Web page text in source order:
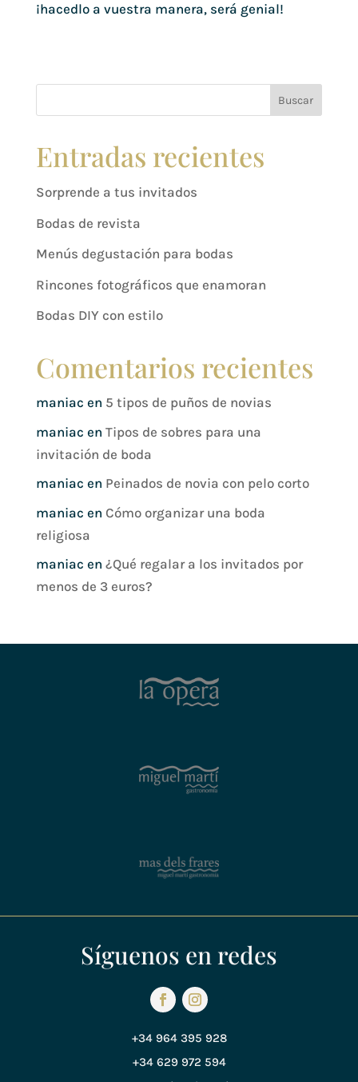
¡hacedlo a vuestra manera, será genial!
Buscar
Entradas recientes
Sorprende a tus invitados
Bodas de revista
Menús degustación para bodas
Rincones fotográficos que enamoran
Bodas DIY con estilo
Comentarios recientes
maniac en 5 tipos de puños de novias
maniac en Tipos de sobres para una
invitación de boda
maniac en Peinados de novia con pelo corto
maniac en Cómo organizar una boda
religiosa
maniac en ¿Qué regalar a los invitados por
menos de 3 euros?
Síguenos en redes
+34 964 395 928
+34 629 972 594